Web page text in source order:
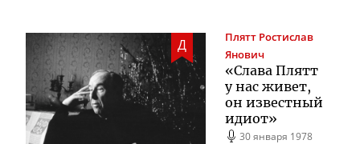
Д Плятт Ростислав
Янович
«Слава Плятт
у нас живет,
он известный
идиот»
30 января 1978